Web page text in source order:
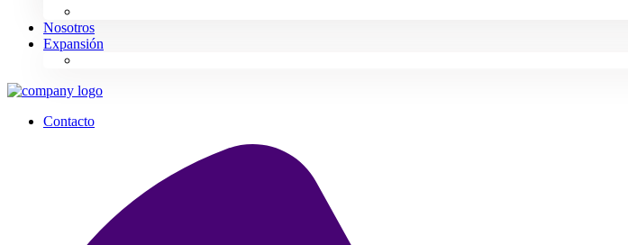
Nosotros
Expansión
Contacto